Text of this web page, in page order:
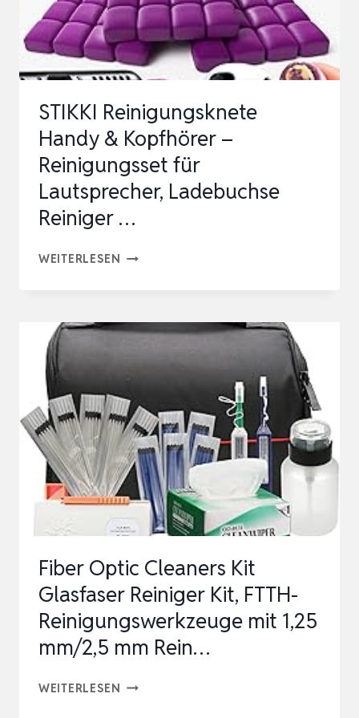
HANDY
REINIGUNGSSET
FÜ…
STIKKI Reinigungsknete
Handy & Kopfhörer –
Reinigungsset für
Lautsprecher, Ladebuchse
Reiniger …
WEITERLESEN STIKKI
&
KOPFHÖRER
–
REINIGUNGSSET
FÜR
LAUTSPRECHER,
LADEBUCHSE
REINIGER
…
Fiber Optic Cleaners Kit
Glasfaser Reiniger Kit, FTTH-
Reinigungswerkzeuge mit 1,25
mm/2,5 mm Rein…
WEITERLESEN FIBER